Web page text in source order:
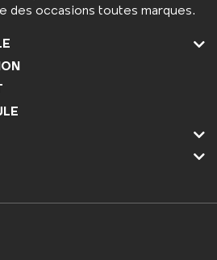
des occasions toutes marques.